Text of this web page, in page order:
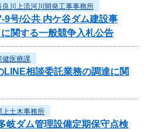
良川上流河川開発工事事務所
9号/公共 内ケ谷ダム建設事
関する一般競争入札公告
健医療課
LINE相談委託業務の調達に関
上土木事務所
ダム管理設備定期保守点検